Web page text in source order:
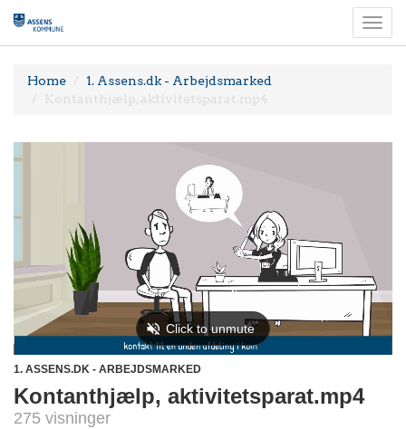
Home
1. Assens.dk - Arbejdsmarked
Kontanthjælp, aktivitetsparat.mp4
1. ASSENS.DK - ARBEJDSMARKED
Kontanthjælp, aktivitetsparat.mp4
275 visninger